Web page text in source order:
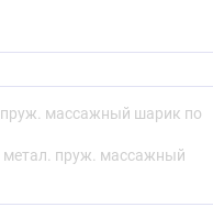
пруж. массажный шарик по
метал. пруж. массажный